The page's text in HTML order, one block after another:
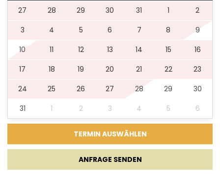
27 28 29 30 31 1
2
3
4 5 6 7 8
9
10
11 12 13 14 15
16
17
18 19 20 21 22
23
24
25 26 27 28 29
30
31
1 2 3 4 5 6
ANFRAGE SENDEN